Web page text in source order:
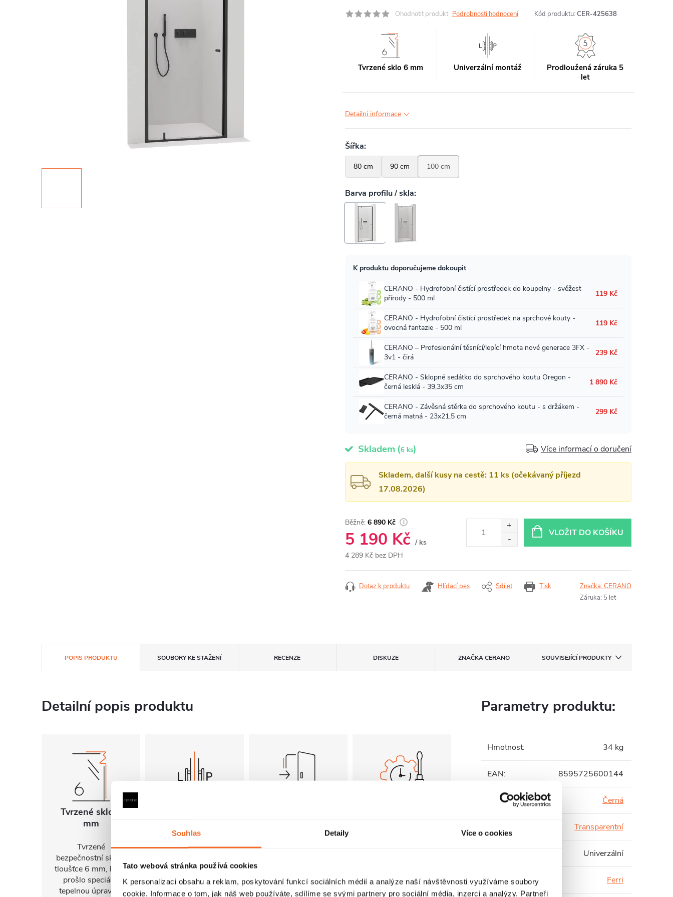
Souhlas Detaily Více o cookies
Tato webová stránka používá cookies
K personalizaci obsahu a reklam, poskytování funkcí sociálních médií a analýze naší návštěvnosti využíváme soubory
cookie. Informace o tom, jak náš web používáte, sdílíme se svými partnery pro sociální média, inzerci a analýzy. Partneři
Ohodnotit produkt Podrobnosti hodnocení Kód produktu: CER-425638
Tvrzené sklo 6 mm Univerzální montáž
Prodloužená záruka 5
let
Detailní informace
Skladem (6 ks) Více informací o doručení
Skladem, další kusy na cestě: 11 ks (očekávaný příjezd
17.08.2026)
6 890 Kč
5 190 Kč / ks
4 289 Kč bez DPH
VLOŽIT DO KOŠÍKU
Tisk
Dotaz k produktu Hlídací pes Sdílet Značka:CERANO
Záruka: 5 let
POPIS PRODUKTU SOUBORY KE STAŽENÍ RECENZE DISKUZE ZNAČKACERANO SOUVISEJÍCÍ PRODUKTY
Detailní popis produktu
Tvrzené sklo 6
mm
Tvrzené
bezpečnostní sklo o
tloušťce 6 mm, které
prošlo speciální
tepelnou úpravou,
FlexSide systém
na pravou i levou
stranu. Díky tomu se
sprchový kout
Dveře sprchového
otáčení je posunuta
od okraje dveří ven,
sprchového koutu,
často i jednou
Parametry produktu:
Hmotnost: 34 kg
EAN: 8595725600144
Barva profilu: Černá
Transparentní
Univerzální
Série: Ferri